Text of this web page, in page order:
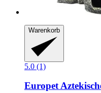
Warenkorb
5.0 (1)
Europet